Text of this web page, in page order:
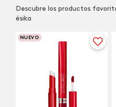
Descubre los productos
ésika
NUEVO